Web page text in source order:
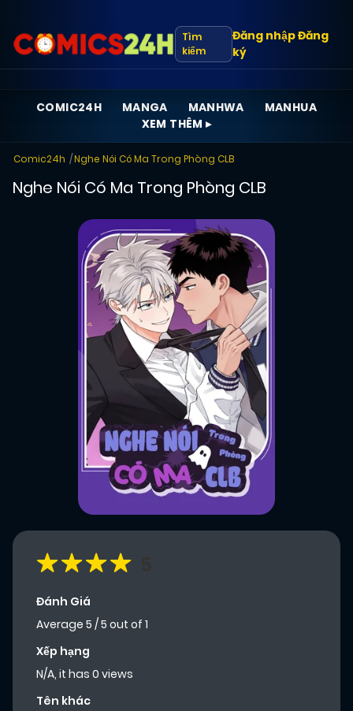
Tìm
kiếm
Đăng nhậpĐăng
ký
COMIC24H MANGA MANHWA
MANHUA
XEM THÊM ▸
Comic24h Nghe Nói Có Ma Trong Phòng CLB
Nghe Nói Có Ma Trong Phòng CLB
Đánh Giá
Average 5 /5 out of 1
Xếp hạng
N/A, it has 0 views
Tên khác